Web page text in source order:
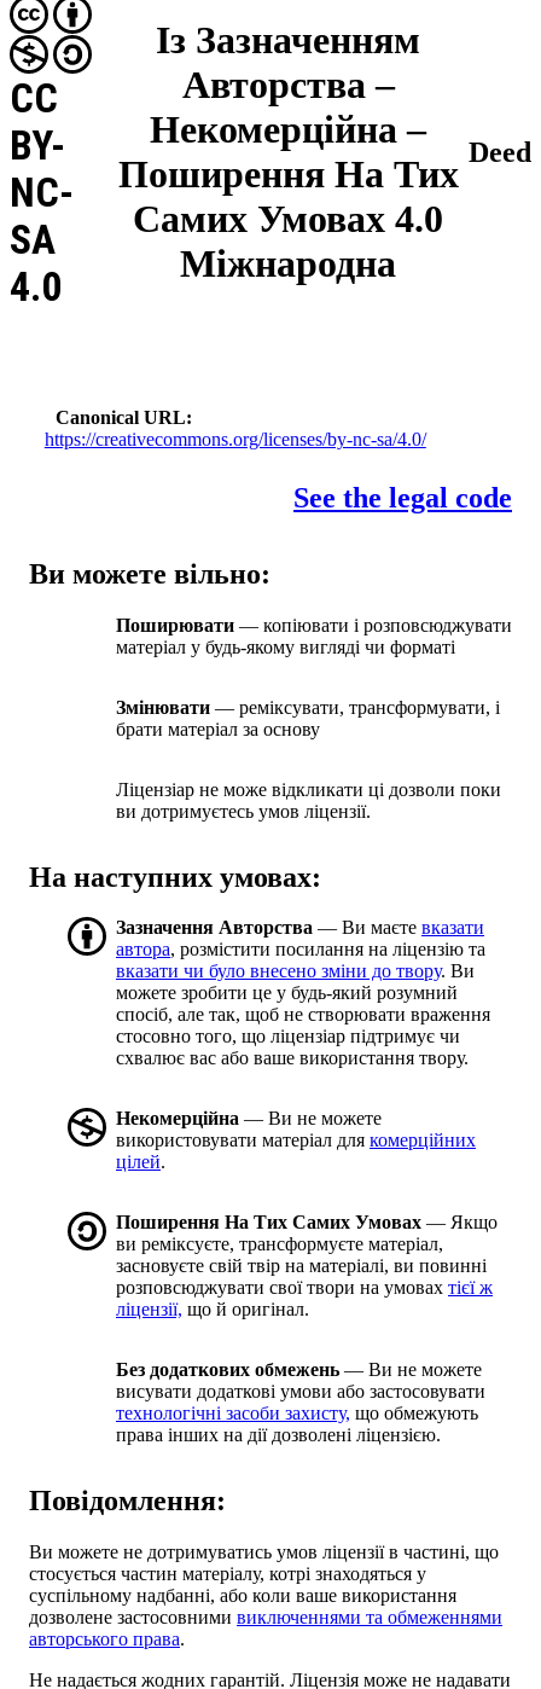
Із Зазначенням
Авторства –
Некомерційна –
Поширення На Тих
Самих Умовах 4.0
Міжнародна
CC
BY-
NC-
SA
4.0
Deed
Canonical URL
https://creativecommons.org/licenses/by-nc-sa/4.0/
See the legal code
Ви можете вільно:
Поширювати — копіювати і розповсюджувати
матеріал у будь-якому вигляді чи форматі
Змінювати — реміксувати, трансформувати, і
брати матеріал за основу
Ліцензіар не може відкликати ці дозволи поки
ви дотримуєтесь умов ліцензії.
На наступних умовах:
Зазначення Авторства — Ви маєте вказати
автора, розмістити посилання на ліцензію та
вказати чи було внесено зміни до твору. Ви
можете зробити це у будь-який розумний
спосіб, але так, щоб не створювати враження
стосовно того, що ліцензіар підтримує чи
схвалює вас або ваше використання твору.
Некомерційна — Ви не можете
використовувати матеріал для комерційних
цілей.
Поширення На Тих Самих Умовах — Якщо
ви реміксуєте, трансформуєте матеріал,
засновуєте свій твір на матеріалі, ви повинні
розповсюджувати свої твори на умовах тієї ж
ліцензії, що й оригінал.
Без додаткових обмежень — Ви не можете
висувати додаткові умови або застосовувати
технологічні засоби захисту, що обмежують
права інших на дії дозволені ліцензією.
Повідомлення:
Ви можете не дотримуватись умов ліцензії в частині, що
стосується частин матеріалу, котрі знаходяться у
суспільному надбанні, або коли ваше використання
дозволене застосовними виключеннями та обмеженнями
авторського права.
Не надається жодних гарантій. Ліцензія може не надавати